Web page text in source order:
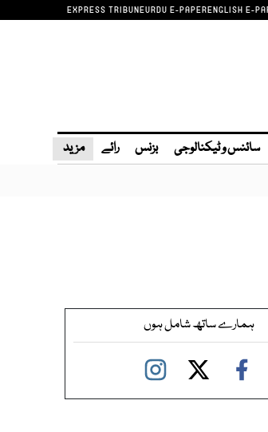
EXPRESS TRIBUNEURDU E-PAPERENGLISH E-
سائنس و ٹیکنالوجی بزنس رائے مزید
ہمارے ساتھ شامل ہوں